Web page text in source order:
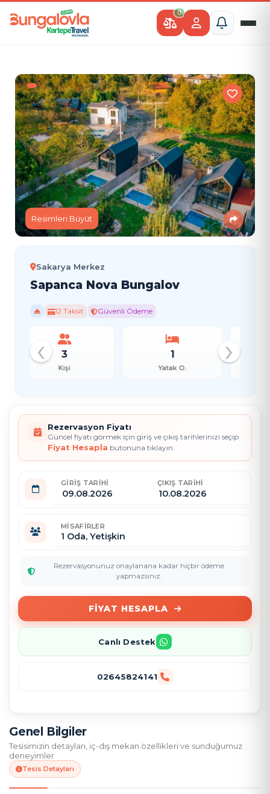
0
Resimleri Büyüt
Sakarya Merkez
Sapanca Nova Bungalov
12 Taksit Güvenli Ödeme
Yatak O. Banyo
‹ ›
Genel Bilgiler
Tesisimizin detayları, iç-dış mekan özellikleri ve sunduğumuz
deneyimler
Tesis Detayları
Rezervasyon Fiyatı
Güncel fiyatı görmek için giriş ve çıkış tarihlerinizi seçip
Fiyat Hesapla butonuna tıklayın.
GIRIŞ TARIHI ÇIKIŞ TARIHI
MISAFIRLER
1 Oda, Yetişkin
Rezervasyonunuz onaylanana kadar hiçbir ödeme
yapmazsınız.
FIYAT HESAPLA
Canlı Destek
02645824141